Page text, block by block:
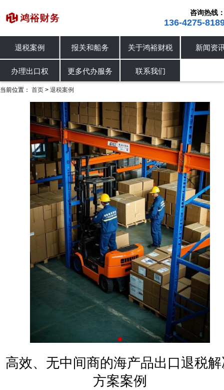
咨询热线
136-4275-
退税案例
办理出口权
报关和船务
更多代办服务
关于鸿裕财税
联系我们
新闻资
进出口退税 退税案例 办理出口权
当前位置： 首页 > 退税案例
高效、无中间商的海产品出口退税
方案案例